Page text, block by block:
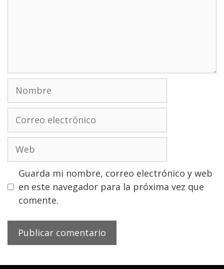
Nombre
electrónico
Guarda mi nombre, correo electrónico y web
en este navegador para la próxima vez que
comente.